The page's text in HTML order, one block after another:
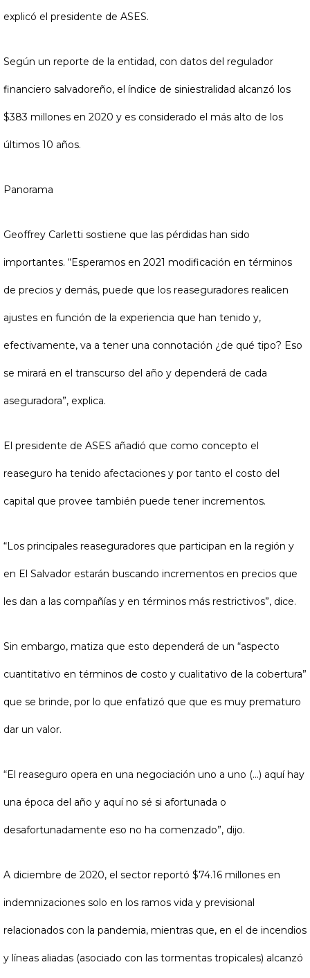
explicó el presidente de ASES.
Según un reporte de la entidad, con datos del regulador
financiero salvadoreño, el índice de siniestralidad alcanzó los
$383 millones en 2020 y es considerado el más alto de los
últimos 10 años.
Panorama
Geoffrey Carletti sostiene que las pérdidas han sido
importantes. “Esperamos en 2021 modificación en términos
de precios y demás, puede que los reaseguradores realicen
ajustes en función de la experiencia que han tenido y,
efectivamente, va a tener una connotación ¿de qué tipo? Eso
se mirará en el transcurso del año y dependerá de cada
aseguradora”, explica.
El presidente de ASES añadió que como concepto el
reaseguro ha tenido afectaciones y por tanto el costo del
capital que provee también puede tener incrementos.
“Los principales reaseguradores que participan en la región y
en El Salvador estarán buscando incrementos en precios que
les dan a las compañías y en términos más restrictivos”, dice.
Sin embargo, matiza que esto dependerá de un “aspecto
cuantitativo en términos de costo y cualitativo de la cobertura”
que se brinde, por lo que enfatizó que que es muy prematuro
dar un valor.
“El reaseguro opera en una negociación uno a uno (...) aquí hay
una época del año y aquí no sé si afortunada o
desafortunadamente eso no ha comenzado”, dijo.
A diciembre de 2020, el sector reportó $74.16 millones en
indemnizaciones solo en los ramos vida y previsional
relacionados con la pandemia, mientras que, en el de incendios
y líneas aliadas (asociado con las tormentas tropicales) alcanzó